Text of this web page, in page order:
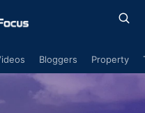
Bloggers Property